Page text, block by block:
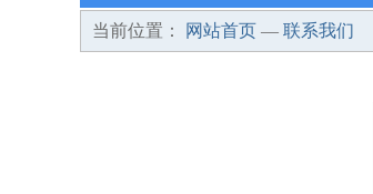
当前位置： 网站首页 — 联系我们